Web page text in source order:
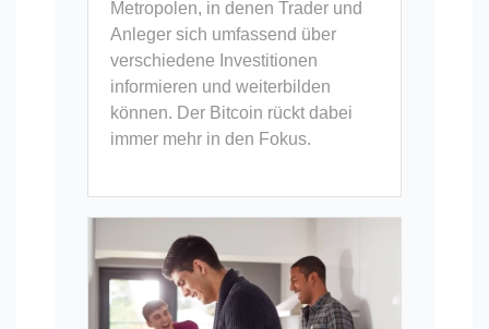
Metropolen, in denen Trader und
Anleger sich umfassend über
verschiedene Investitionen
informieren und weiterbilden
können. Der Bitcoin rückt dabei
immer mehr in den Fokus.